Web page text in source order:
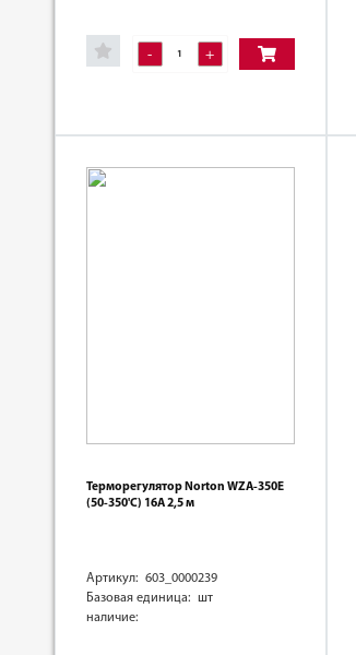
- +
Терморегулятор Norton WZA-350E
(50-350'C) 16А 2,5 м
Артикул: 603_0000239
Базовая единица: шт
наличие: